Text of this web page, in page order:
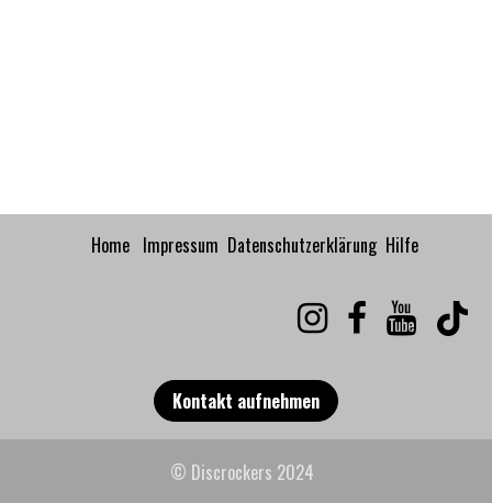
Home Impressum Datenschutzerklärung Hilfe
Kontakt aufnehmen
© Discrockers 2024